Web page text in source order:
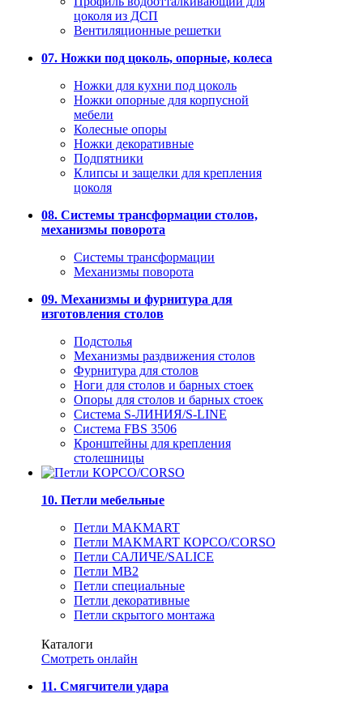
цоколя из ДСП
Вентиляционные решетки
07. Ножки под цоколь, опорные, колеса
Ножки для кухни под цоколь
Ножки опорные для корпусной
мебели
Колесные опоры
Ножки декоративные
Подпятники
Клипсы и защелки для крепления
цоколя
08. Системы трансформации столов,
механизмы поворота
Системы трансформации
Механизмы поворота
09. Механизмы и фурнитура для
изготовления столов
Подстолья
Механизмы раздвижения столов
Фурнитура для столов
Ноги для столов и барных стоек
Опоры для столов и барных стоек
Система S-ЛИНИЯ/S-LINE
Система FBS 3506
Кронштейны для крепления
столешницы
10. Петли мебельные
Петли MAKMART
Петли MAKMART КОРСО/CORSO
Петли САЛИЧЕ/SALICE
Петли MB2
Петли специальные
Петли декоративные
Петли скрытого монтажа
Каталоги
Смотреть онлайн
11. Смягчители удара